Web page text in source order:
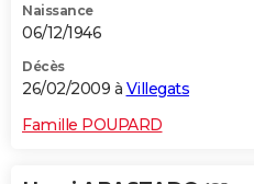
Naissance
06/12/1946
Décès
26/02/2009 à Villegats
Famille POUPARD